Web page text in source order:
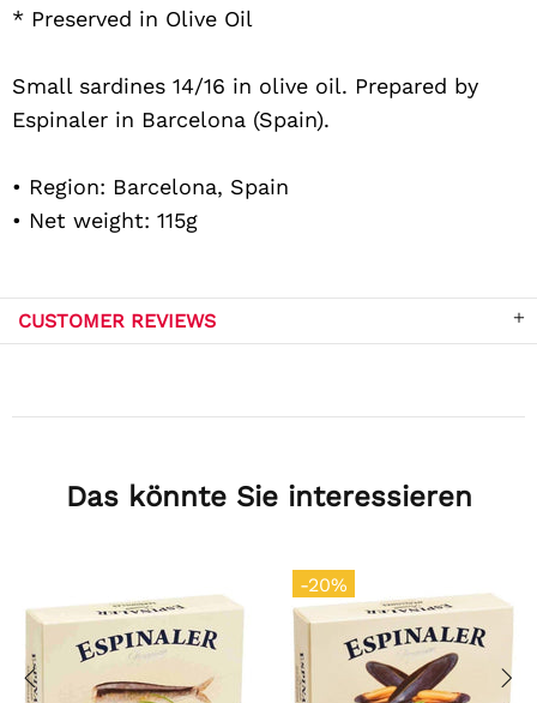
* Preserved in Olive Oil
Small sardines 14/16 in olive oil. Prepared by
Espinaler in Barcelona (Spain).
• Region: Barcelona, Spain
• Net weight: 115g
CUSTOMER REVIEWS
Das könnte Sie interessieren
Out stock